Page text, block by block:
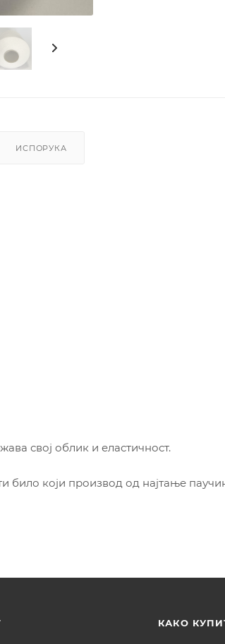
ИСПОРУКА
свој облик и еластичност.
који производ од најтање
КАКО